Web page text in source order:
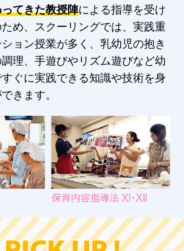
てきた教授陣による指導を受け
め、スクーリングでは、実践重
ョン授業が多く、乳幼児の抱き
理、手遊びやリズム遊びなど幼
ぐに実践できる知識や技術を身
きます。